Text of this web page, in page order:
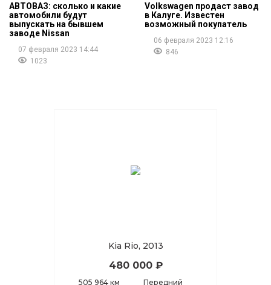
АВТОВАЗ: сколько и какие
автомобили будут
выпускать на бывшем
заводе Nissan
07 февраля 2023 14:44
1023
Volkswagen продаст завод
в Калуге. Известен
возможный покупатель
06 февраля 2023 12:16
846
Kia Rio, 2013
480 000 ₽
505 964 км
Передний